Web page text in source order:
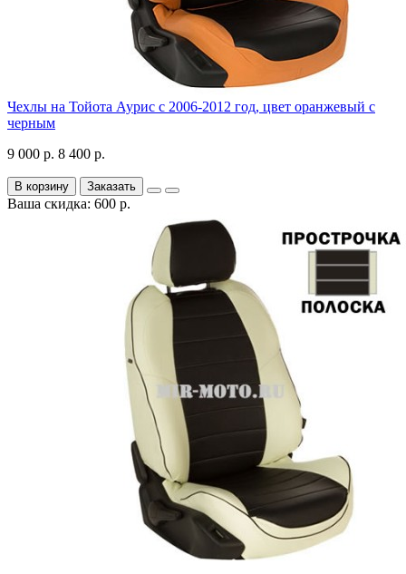
Чехлы на Тойота Аурис с 2006-2012 год, цвет оранжевый с
черным
9 000 р. 8 400 р.
В корзину Заказать
Ваша скидка: 600 р.